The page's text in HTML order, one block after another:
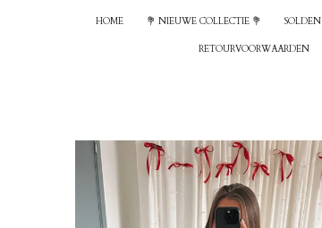
HOME 💐 NIEUWE COLLECTIE 💐 SOLDEN
RETOURVOORWAARDEN